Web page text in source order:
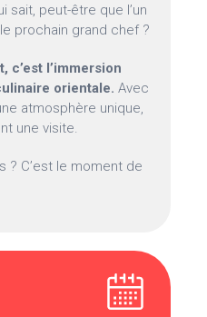
sait, peut-être que l’un
prochain grand chef ?
c’est l’immersion
orientale. Avec
atmosphère unique,
une visite.
? C’est le moment de